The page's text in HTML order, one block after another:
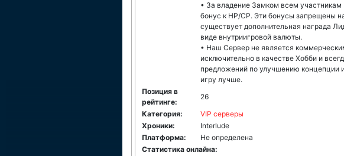
• За владение Замком всем
бонус к HP/CP. Эти бонусы запрещены
существует дополнительная награда
виде внутриигровой валюты.
• Наш Сервер не является
исключительно в качестве Хобби и
предложений по улучшению
игру лучше.
Позиция в
рейтинге:
26
Категория:
VIP серверы
Хроники:
Interlude
Платформа:
Не определена
Статистика онлайна: